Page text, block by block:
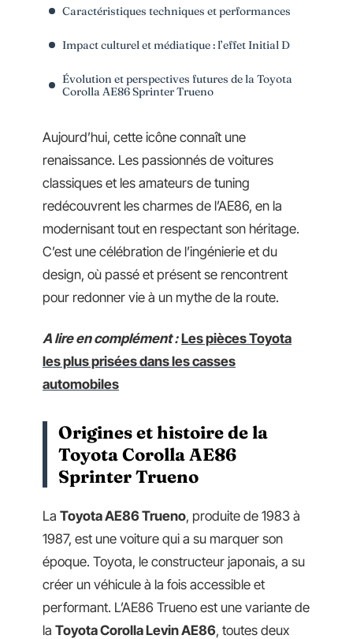
Caractéristiques techniques et performances
Impact culturel et médiatique : l’effet Initial D
Évolution et perspectives futures de la Toyota
Corolla AE86 Sprinter Trueno
Aujourd’hui, cette icône connaît une
renaissance. Les passionnés de voitures
classiques et les amateurs de tuning
redécouvrent les charmes de l’AE86, en la
modernisant tout en respectant son héritage.
C’est une célébration de l’ingénierie et du
design, où passé et présent se rencontrent
pour redonner vie à un mythe de la route.
A lire en complément : Les pièces Toyota
les plus prisées dans les casses
automobiles
Origines et histoire de la
Toyota Corolla AE86
Sprinter Trueno
La Toyota AE86 Trueno, produite de 1983 à
1987, est une voiture qui a su marquer son
époque. Toyota, le constructeur japonais, a su
créer un véhicule à la fois accessible et
performant. L’AE86 Trueno est une variante de
la Toyota Corolla Levin AE86, toutes deux